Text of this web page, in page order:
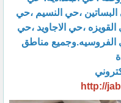
،حي النسيم ،حي
،حي الاجاويد ،حي
الفروسيه.وجميع مناطق
http://